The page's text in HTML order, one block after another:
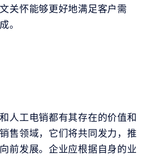
关怀能够更好地满足客户需
。
人工电销都有其存在的价值和
售领域，它们将共同发力，推
前发展。企业应根据自身的业